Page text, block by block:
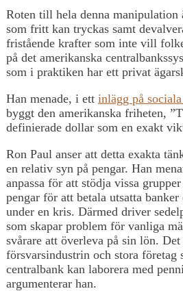
Roten till hela denna manipulation
som fritt kan tryckas samt
fristående krafter som inte vill
på det amerikanska
som i praktiken har ett privat
Han menade, i ett inlägg på
byggt den amerikanska friheten,
definierade dollar som en exakt
Ron Paul anser att detta exakta
en relativ syn på pengar. Han
anpassa för att stödja vissa
pengar för att betala utsatta
under en kris. Därmed driver
som skapar problem för vanliga
svårare att överleva på sin lön.
försvarsindustrin och stora företag
centralbank kan laborera med
argumenterar han.